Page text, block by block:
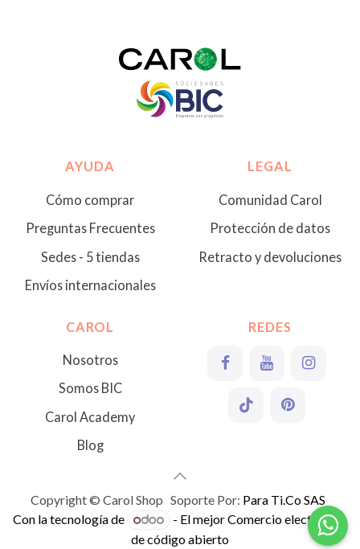
AYUDA
Cómo comprar
Preguntas Frecuentes
Sedes - 5 tiendas
Envíos internacionales
LEGAL
Comunidad Carol
Protección de datos
Retracto y devoluciones
CAROL
Nosotros
Somos BIC
Carol Academy
Blog
REDES
Copyright © Carol Shop Soporte Por: Para Ti.Co SAS
Con la tecnología de
- El mejorComercio electrónico
de código abierto